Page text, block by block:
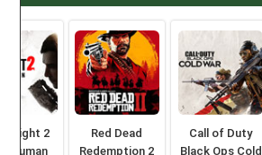
Call of Duty
Red Dead
Light 2